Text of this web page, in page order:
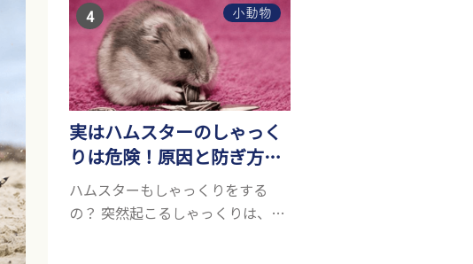
気が高いです。 以下では寿命が長
い小動物6選を紹介！種類ごとに特
徴や飼育のポイ...
小動物
実はハムスターのしゃっく
りは危険！原因と防ぎ方、
病気の可能性とは？
ハムスターもしゃっくりをする
の？ 突然起こるしゃっくりは、お